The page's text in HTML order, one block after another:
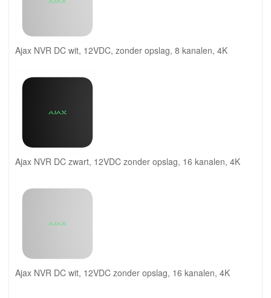
Ajax NVR DC wit, 12VDC, zonder opslag, 8 kanalen, 4K
Ajax NVR DC zwart, 12VDC zonder opslag, 16 kanalen, 4K
Ajax NVR DC wit, 12VDC zonder opslag, 16 kanalen, 4K